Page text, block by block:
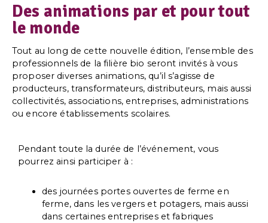
Des animations par et pour tout
le monde
Tout au long de cette nouvelle édition, l’ensemble des
professionnels de la filière bio seront invités à vous
proposer diverses animations, qu’il s’agisse de
producteurs, transformateurs, distributeurs, mais aussi
collectivités, associations, entreprises, administrations
ou encore établissements scolaires.
Pendant toute la durée de l’événement, vous
pourrez ainsi participer à :
des journées portes ouvertes de ferme en
ferme, dans les vergers et potagers, mais aussi
dans certaines entreprises et fabriques